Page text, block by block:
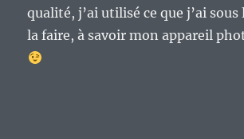
qualité, j’ai utilisé ce que j’ai
la faire, à savoir mon appareil